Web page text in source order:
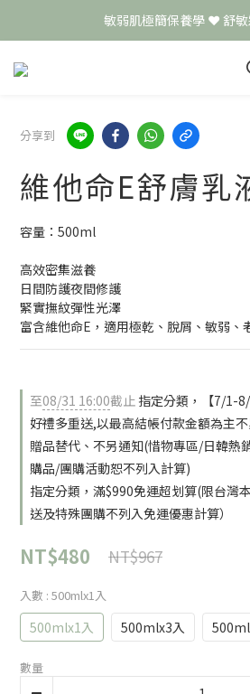
頭皮保養月❤️養髮精華
敏弱肌極簡保養學 ❤️ 舒
📣 加入LINE好友送
分享到
維他命E舒膚乳
容量：500ml
高效密集滋養
日間防護夜間修護
緊實撫紋彈性光澤
富含維他命E，適用極乾、脫屑、敏弱、
至08/31 16:00截止 指定分類，【7/1-
好禮多重送,以最高結帳付款金額為主
贈品替代、不另通知(惜物專區/日韓熱
購品/團購活動恕不列入計算)
指定分類，滿$990免運超划算(限台灣
送及特殊團購不列入免運優惠計算）
NT$967
NT$480
入數 : 500mlx1入
500mlx1入 500mlx3入
數量